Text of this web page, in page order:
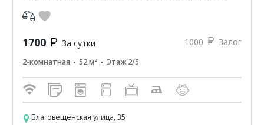
диван + мо...
1700 За сутки 1000 Залог
2-комнатная 52 м² Этаж 2/5
Благовещенская улица, 35